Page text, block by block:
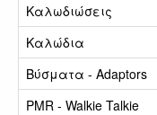
Καλωδιώσεις
Καλώδια
Βύσματα - Adaptors
PMR - Walkie Talkie